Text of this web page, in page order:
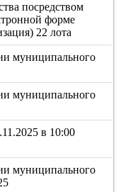
посредством
форме
22 лота
муниципального
муниципального
в 10:00
муниципального